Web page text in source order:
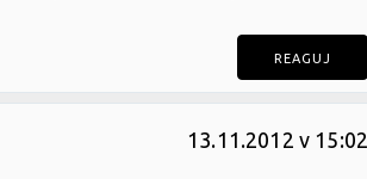
REAGUJ
13.11.2012 v 15:02